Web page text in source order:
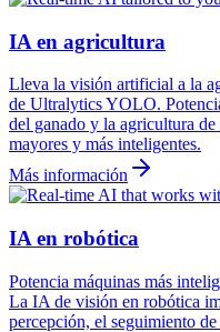
IA en agricultura
Lleva la visión artificial a la
de Ultralytics YOLO.
del ganado y la agricultura
mayores y más inteligentes.
Más información
IA en robótica
Potencia máquinas más
La IA de visión en robótica
percepción, el seguimiento